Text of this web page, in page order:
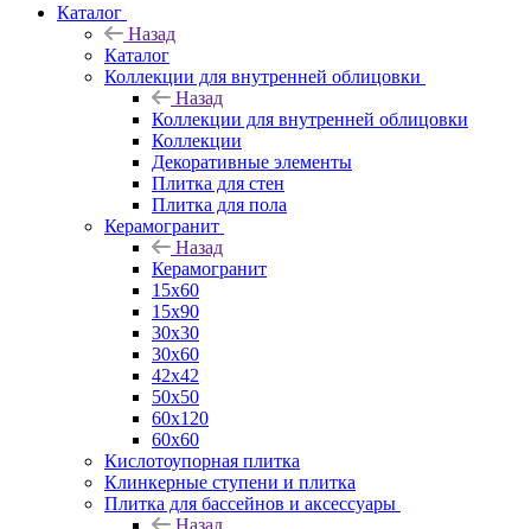
Каталог
Назад
Каталог
Коллекции для внутренней облицовки
Назад
Коллекции для внутренней облицовки
Коллекции
Декоративные элементы
Плитка для стен
Плитка для пола
Керамогранит
Назад
Керамогранит
15х60
15x90
30х30
30х60
42х42
50х50
60х120
60х60
Кислотоупорная плитка
Клинкерные ступени и плитка
Плитка для бассейнов и аксессуары
Назад